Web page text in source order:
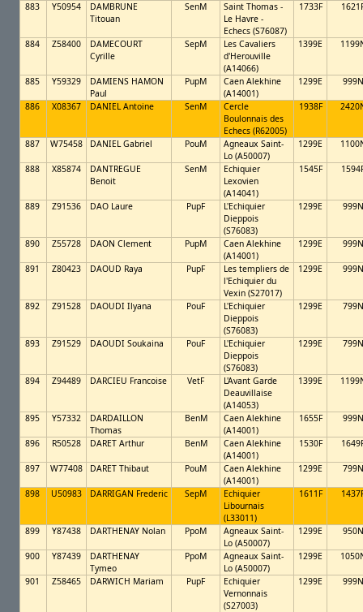
883 Y50954
DAMBRUNE
Titouan
SenM
Saint Thomas -
Le Havre -
Echecs (S76087)
1733F
884 Z58400
DAMECOURT
Cyrille
SepM
Les Cavaliers
d'Herouville
(A14066)
1399E
885 Y59329
DAMIENS HAMON
Paul
PupM
Caen Alekhine
(A14001)
1299E 999N
886 X08367 DANIEL Antoine SenM
Cercle
Boulonnais des
Echecs (R62005)
1938F
887 W75458 DANIEL Gabriel PouM
Agneaux Saint-
Lo (A50007)
1299E
888 X85874
DANTREGUE
Benoit
SenM
Echiquier
Lexovien
(A14041)
1545F
889 Z91536 DAO Laure PupF
L'Echiquier
Dieppois
(S76083)
1299E 999N
890 Z55728 DAON Clement PupM
Caen Alekhine
(A14001)
1299E 999N
891 Z80423 DAOUD Raya PupF
Les templiers de
l'Echiquier du
Vexin (S27017)
1299E 999N
892 Z91528 DAOUDI Ilyana PouF
L'Echiquier
Dieppois
(S76083)
1299E 799N
893 Z91529 DAOUDI Soukaina PouF
L'Echiquier
Dieppois
(S76083)
1299E 799N
894 Z94489 DARCIEU Francoise VetF
L'Avant Garde
Deauvillaise
(A14053)
1399E
895 Y57332
DARDAILLON
Thomas
BenM
Caen Alekhine
(A14001)
1655F 999N
896 R50528 DARET Arthur BenM
Caen Alekhine
(A14001)
1530F
897 W77408 DARET Thibaut PouM
Caen Alekhine
(A14001)
1299E 799N
898 U50983 DARRIGAN Frederic SepM
Echiquier
Libournais
(L33011)
1611F
899 Y87438 DARTHENAY Nolan PpoM
Agneaux Saint-
Lo (A50007)
1299E 950N
900 Y87439
DARTHENAY
Tymeo
PpoM
Agneaux Saint-
Lo (A50007)
1299E
901 Z58465 DARWICH Mariam PupF
Echiquier
Vernonnais
(S27003)
1299E 999N